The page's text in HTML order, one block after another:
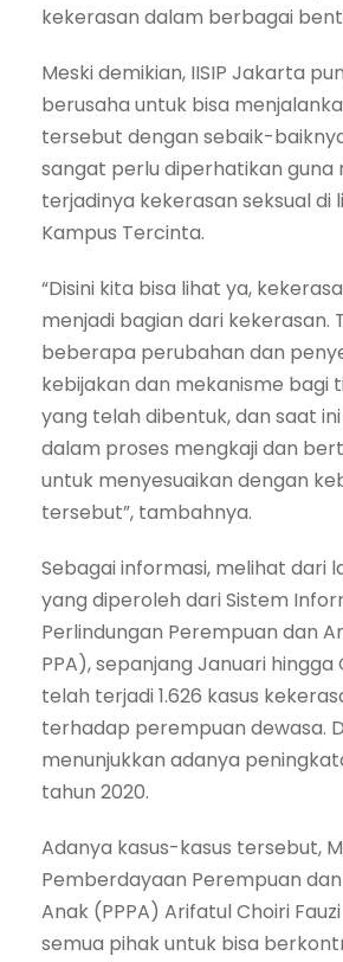
kekerasan dalam berbagai
Meski demikian, IISIP Jakarta
berusaha untuk bisa
tersebut dengan sebaik-
sangat perlu diperhatikan guna
terjadinya kekerasan seksual di
Kampus Tercinta.
“Disini kita bisa lihat ya,
menjadi bagian dari kekerasan.
beberapa perubahan dan
kebijakan dan mekanisme bagi
yang telah dibentuk, dan saat
dalam proses mengkaji dan
untuk menyesuaikan dengan
tersebut”, tambahnya.
Sebagai informasi, melihat dari
yang diperoleh dari Sistem
Perlindungan Perempuan dan
PPA), sepanjang Januari
telah terjadi 1.626 kasus
terhadap perempuan dewasa.
menunjukkan adanya
tahun 2020.
Adanya kasus-kasus tersebut,
Pemberdayaan Perempuan
Anak (PPPA) Arifatul Choiri
semua pihak untuk bisa